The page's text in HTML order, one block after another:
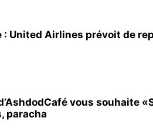
: United Airlines prévoit de
vous souhaite
paracha